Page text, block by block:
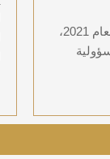
بموجب تعديلات نظام مكافحة الرشوة لعام 2021،